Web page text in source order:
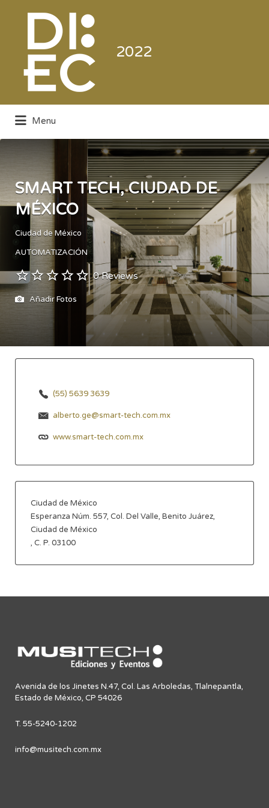
2022
Electrónica de Consumo y Comercial
Buscar
Menu
SMART TECH, CIUDAD DE
MÉXICO
Ciudad de México
AUTOMATIZACIÓN
0 Reviews
Añadir Fotos
(55) 5639 3639
alberto.ge@smart-tech.com.mx
www.smart-tech.com.mx
Ciudad de México
Esperanza Núm. 557, Col. Del Valle, Benito Juárez,
Ciudad de México
, C. P. 03100
Avenida de los Jinetes N.47, Col. Las Arboledas, Tlalnepantla,
Estado de México, CP 54026
T. 55-5240-1202
info@musitech.com.mx